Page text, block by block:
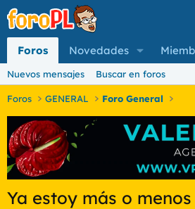
Foros Novedades
Nuevos mensajes Buscar en foros
Foros GENERAL Foro General
Ya estoy más o